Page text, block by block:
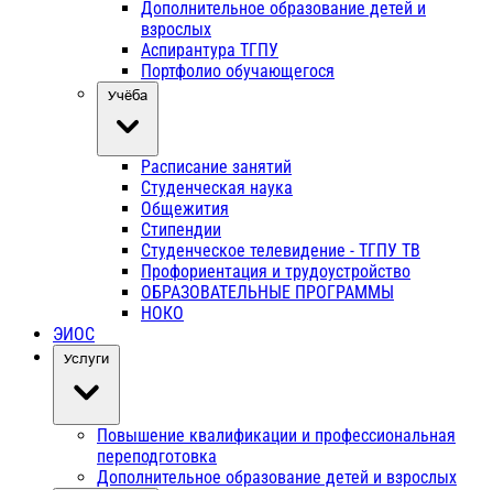
Дополнительное образование детей и
взрослых
Аспирантура ТГПУ
Портфолио обучающегося
Учёба
Расписание занятий
Студенческая наука
Общежития
Стипендии
Студенческое телевидение - ТГПУ ТВ
Профориентация и трудоустройство
ОБРАЗОВАТЕЛЬНЫЕ ПРОГРАММЫ
НОКО
ЭИОС
Услуги
Повышение квалификации и профессиональная
переподготовка
Дополнительное образование детей и взрослых